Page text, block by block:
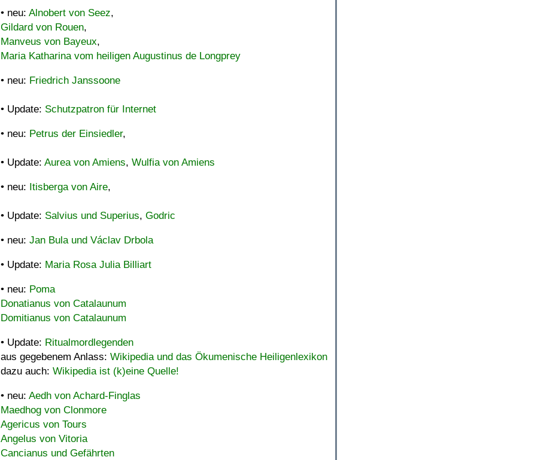
• neu: Alnobert von Seez,
Gildard von Rouen,
Manveus von Bayeux,
Maria Katharina vom heiligen Augustinus de Longprey
• neu: Friedrich Janssoone
• Update: Schutzpatron für Internet
• neu: Petrus der Einsiedler,
• Update: Aurea von Amiens, Wulfia von Amiens
• neu: Itisberga von Aire,
• Update: Salvius und Superius, Godric
• neu: Jan Bula und Václav Drbola
• Update: Maria Rosa Julia Billiart
• neu: Poma
Donatianus von Catalaunum
Domitianus von Catalaunum
• Update: Ritualmordlegenden
aus gegebenem Anlass: Wikipedia und das Ökumenische Heiligenlexikon
dazu auch: Wikipedia ist (k)eine Quelle!
• neu: Aedh von Achard-Finglas
Maedhog von Clonmore
Agericus von Tours
Angelus von Vitoria
Cancianus und Gefährten